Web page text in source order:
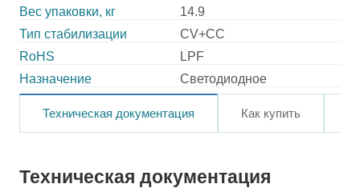
Вес упаковки, кг
14.9
Тип стабилизации
CV+CC
RoHS
LPF
Назначение
Светодиодное
Техническая документация Как купить
Техническая документация